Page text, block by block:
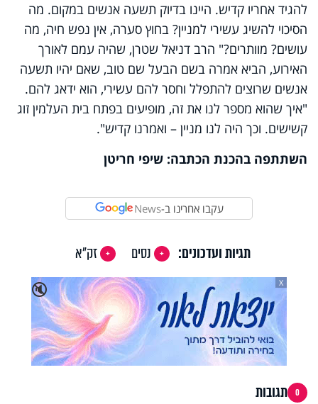
להגיד אחריו קדיש. היינו בדיוק תשעה אנשים במקום. מה
הסיכוי להשיג עשירי למניין? בחוץ סערה, אין נפש חיה, מה
עושים? מוותרים?" הרב דניאל שטרן, שהיה עמם לאורך
האירוע, הביא אמרה בשם הבעל שם טוב, שאם יהיו תשעה
אנשים שרוצים להתפלל וחסר להם עשירי, הוא ידאג להם.
"איך שהוא מספר לנו את זה, מופיעים בפתח בית העלמין זוג
קשישים. וכך היה לנו מניין – ואמרנו קדיש".
השתתפה בהכנת הכתבה: שיפי חריטן
עקבו אחרינו ב-News
תגיות ועדכונים: נסים
זק"א
🔇
X
0 תגובות